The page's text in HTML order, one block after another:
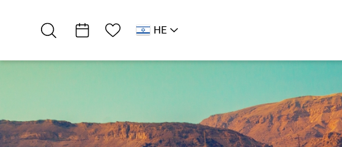
HE
רשימת מועדפים
אטרקציות וסדנאות
צביקה פרץ -…